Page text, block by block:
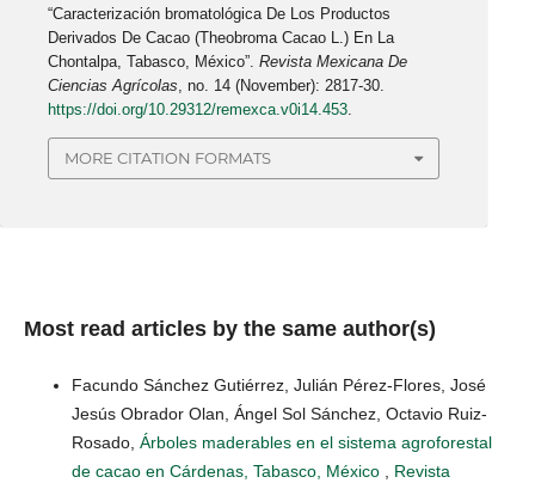
“Caracterización bromatológica De Los Productos
Derivados De Cacao (Theobroma Cacao L.) En La
Chontalpa, Tabasco, México”.Revista Mexicana De
Ciencias Agrícolas , no. 14 (November): 2817-30.
https://doi.org/10.29312/remexca.v0i14.453
MORE CITATION FORMATS
Most read articles by the same author(s)
Facundo Sánchez Gutiérrez, Julián Pérez-Flores, José
Jesús Obrador Olan, Ángel Sol Sánchez, Octavio Ruiz-
Rosado, Árboles maderables en el sistema agroforestal
de cacao en Cárdenas, Tabasco, México
Revista